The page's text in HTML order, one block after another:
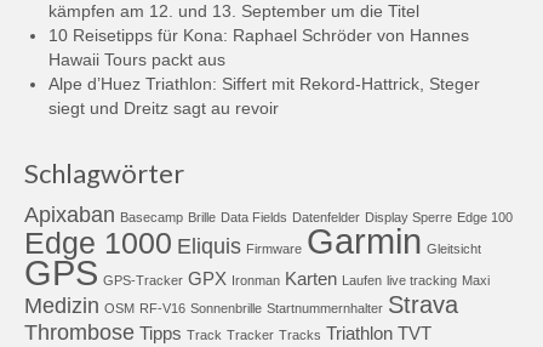
kämpfen am 12. und 13. September um die Titel
10 Reisetipps für Kona: Raphael Schröder von Hannes
Hawaii Tours packt aus
Alpe d’Huez Triathlon: Siffert mit Rekord-Hattrick, Steger
siegt und Dreitz sagt au revoir
Schlagwörter
Apixaban Basecamp Brille Data Fields Datenfelder Display Sperre Edge 100
Edge 1000 Eliquis Firmware Garmin Gleitsicht
GPS GPS-Tracker GPX Ironman Karten Laufen live tracking Maxi
Medizin OSM RF-V16 Sonnenbrille Startnummernhalter Strava
Thrombose Tipps Track Tracker Tracks Triathlon TVT